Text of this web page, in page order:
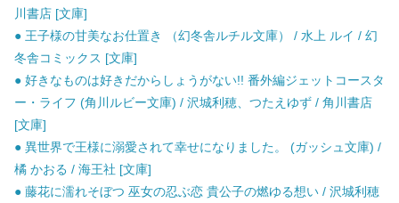
川書店 [文庫]
● 王子様の甘美なお仕置き （幻冬舎ルチル文庫） / 水上 ルイ / 幻
冬舎コミックス [文庫]
● 好きなものは好きだからしょうがない!! 番外編ジェットコースタ
ー・ライフ (角川ルビー文庫) / 沢城利穂、つたえゆず / 角川書店
[文庫]
● 異世界で王様に溺愛されて幸せになりました。 (ガッシュ文庫) /
橘 かおる / 海王社 [文庫]
● 藤花に濡れそぼつ 巫女の忍ぶ恋 貴公子の燃ゆる想い / 沢城利穂